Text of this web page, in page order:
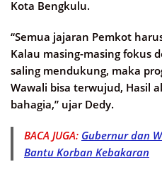
Kota Bengkulu.
“Semua jajaran Pemkot
Kalau masing-masing fokus
saling mendukung, maka
Wawali bisa terwujud, Hasil
bahagia,” ujar Dedy.
BACA JUGA: Gubernur dan
Bantu Korban Kebakaran